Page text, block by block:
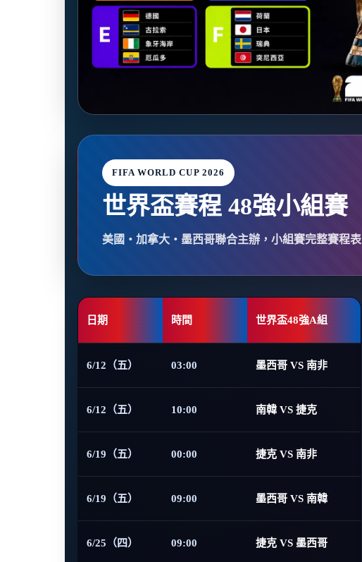
FIFA WORLD CUP 2026
世界盃賽程 48強小組賽
美國・加拿大・墨西哥聯合主辦，小組賽完整賽程表
日期 時間 世界盃48強A組
6/12（五） 03:00 墨西哥 VS 南非
6/12（五） 10:00 南韓 VS 捷克
6/19（五） 00:00 捷克 VS 南非
6/19（五） 09:00 墨西哥 VS 南韓
6/25（四） 09:00 捷克 VS 墨西哥